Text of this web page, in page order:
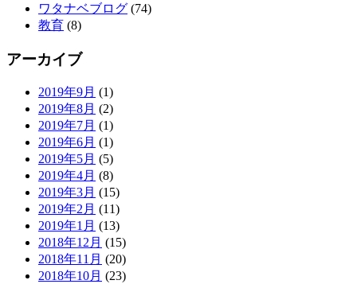
ワタナベブログ (74)
教育 (8)
アーカイブ
2019年9月 (1)
2019年8月 (2)
2019年7月 (1)
2019年6月 (1)
2019年5月 (5)
2019年4月 (8)
2019年3月 (15)
2019年2月 (11)
2019年1月 (13)
2018年12月 (15)
2018年11月 (20)
2018年10月 (23)